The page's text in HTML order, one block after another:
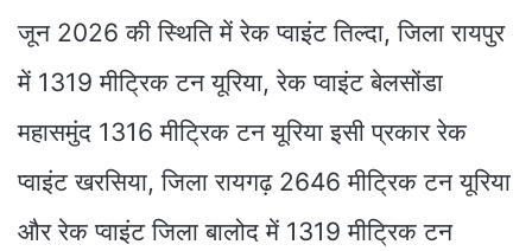
जून 2026 की स्थिति में रेक प्वाइंट तिल्दा, जिला रायपुर
में 1319 मीट्रिक टन यूरिया, रेक प्वाइंट बेलसोंडा
महासमुंद 1316 मीट्रिक टन यूरिया इसी प्रकार रेक
प्वाइंट खरसिया, जिला रायगढ़ 2646 मीट्रिक टन यूरिया
और रेक प्वाइंट जिला बालोद में 1319 मीट्रिक टन